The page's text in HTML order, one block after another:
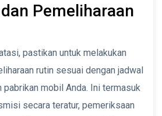
Pemeliharaan
pastikan untuk melakukan
rutin sesuai dengan jadwal
pabrikan mobil Anda. Ini termasuk
secara teratur, pemeriksaan